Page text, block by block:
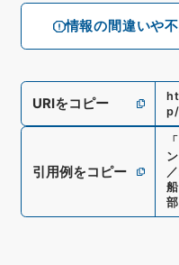
情報の間違いや
URIをコピー
引用例をコピー
「